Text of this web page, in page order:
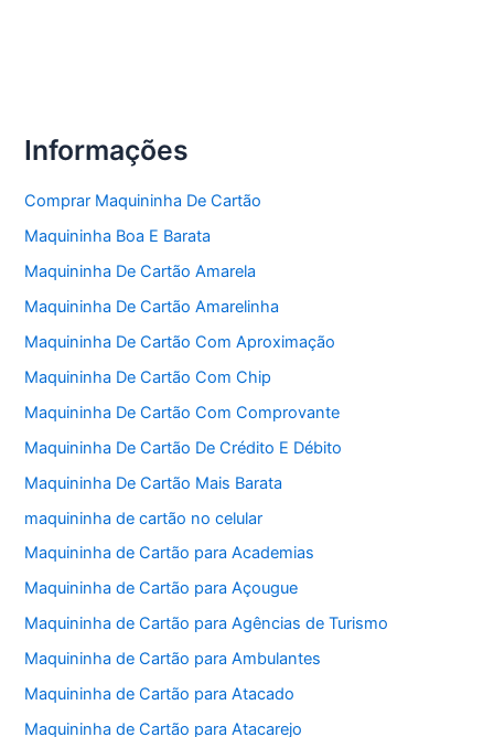
Informações
Comprar Maquininha De Cartão
Maquininha Boa E Barata
Maquininha De Cartão Amarela
Maquininha De Cartão Amarelinha
Maquininha De Cartão Com Aproximação
Maquininha De Cartão Com Chip
Maquininha De Cartão Com Comprovante
Maquininha De Cartão De Crédito E Débito
Maquininha De Cartão Mais Barata
maquininha de cartão no celular
Maquininha de Cartão para Academias
Maquininha de Cartão para Açougue
Maquininha de Cartão para Agências de Turismo
Maquininha de Cartão para Ambulantes
Maquininha de Cartão para Atacado
Maquininha de Cartão para Atacarejo